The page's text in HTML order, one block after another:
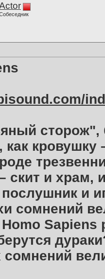
сторож",
как кровушку
скит и храм,
и
сомнений
Sapiens
сомнений